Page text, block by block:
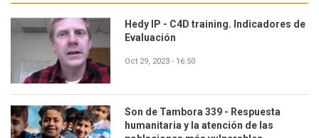
Hedy IP - C4D training. Indicadores de
Evaluación
Oct 29, 2023 - 16:50
Son de Tambora 339 - Respuesta
humanitaria y la atención de las